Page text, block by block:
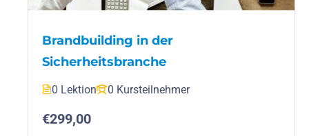
Brandbuilding in der
Sicherheitsbranche
0 Lektion 0 Kursteilnehmer
€299,00